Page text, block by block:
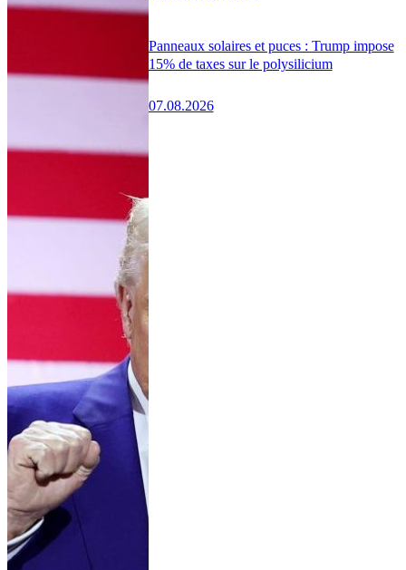
Panneaux solaires et puces : Trump impose
15% de taxes sur le polysilicium
07.08.2026